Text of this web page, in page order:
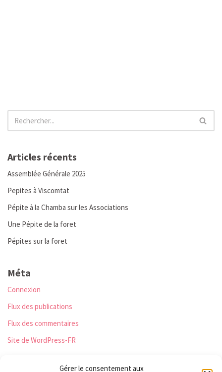
Gérer le consentement aux
Articles récents
Assemblée Générale 2025
Pepites à Viscomtat
Pépite à la Chamba sur les Associations
Une Pépite de la foret
Pépites sur la foret
Méta
Connexion
Flux des publications
Flux des commentaires
Site de WordPress-FR